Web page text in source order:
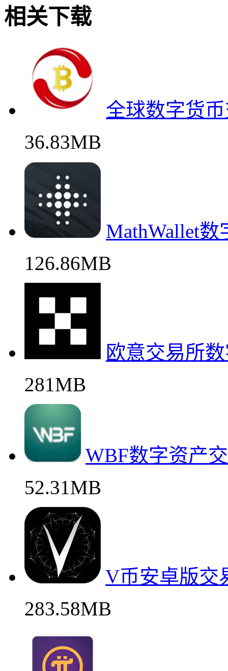
相关下载
全球数字货
36.83MB
MathWallet
126.86MB
欧意交易所
281MB
WBF数字资产
52.31MB
V币安卓版交
283.58MB